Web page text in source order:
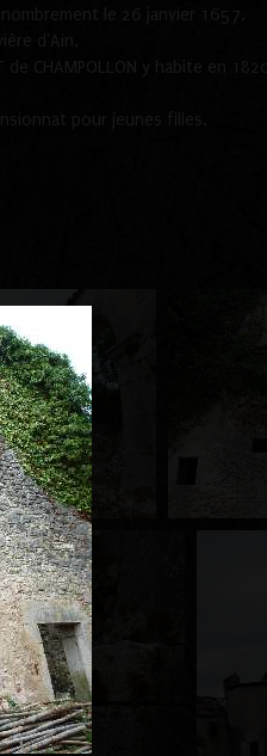
le 26 janvier 1657.
d'Ain.
CHAMPOLLON y habite en 1820.
pour jeunes filles.